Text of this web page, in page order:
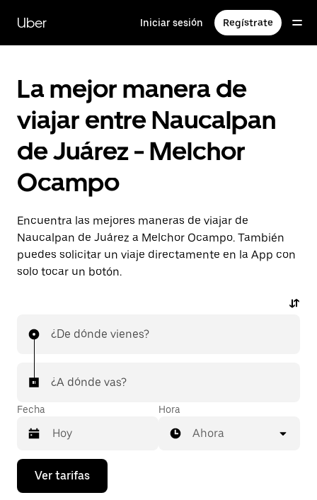
contenido
principal
Uber Iniciar sesión Regístrate
La mejor manera de
viajar entre Naucalpan
de Juárez - Melchor
Ocampo
Encuentra las mejores maneras de viajar de
Naucalpan de Juárez a Melchor Ocampo. También
puedes solicitar un viaje directamente en la App con
solo tocar un botón.
¿De dónde vienes?
¿A dónde vas?
Fecha
Presiona
flecha
Hora
Ahora
Ver tarifas